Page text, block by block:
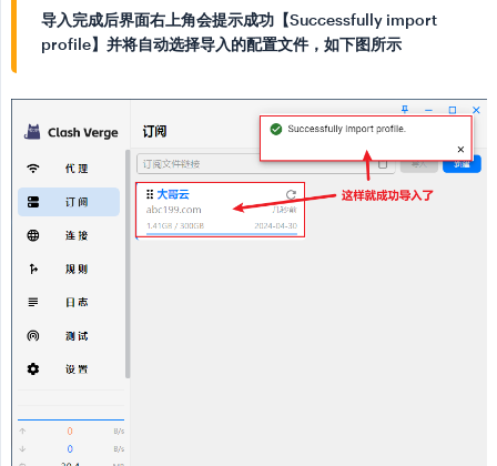
导入完成后界面右上角会提示成功【Successfully import
profile】并将自动选择导入的配置文件，如下图所示